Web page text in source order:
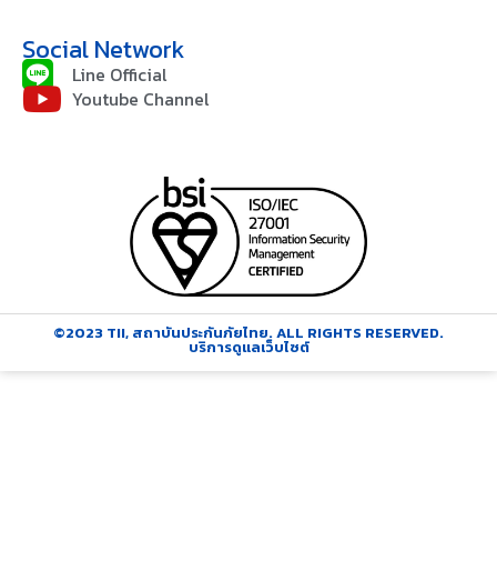
Social Network
Line Official
Youtube Channel
©2023 TII, สถาบันประกันภัยไทย. ALL RIGHTS RESERVED.
บริการดูแลเว็บไซต์